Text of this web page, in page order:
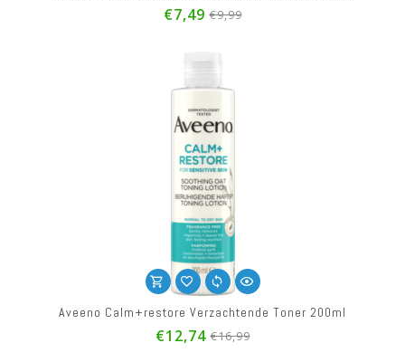
€7,49 €9,99
Aveeno Calm+restore Verzachtende Toner 200ml
€12,74 €16,99